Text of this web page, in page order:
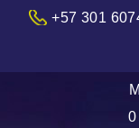
+57 301